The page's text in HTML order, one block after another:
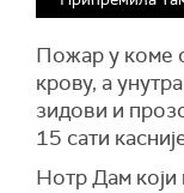
Пожар у коме
крову, а
зидови и
15 сати
Нотр Дам